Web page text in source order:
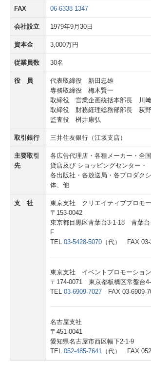
FAX 06-6338-1347
会社設立 1979年9月30日
資本金 3,000万円
従業員数 30名
役 員 代表取締役 新田忠雄
専務取締役 梅木賢一
取締役 営業企画統括本部長 川
取締役 財務経理総務部部長 荻
監査役 桝井康弘
取引銀行 三井住友銀行（江坂支店）
主要取引
先
各広告代理店・各種メーカー・全
貨店及び ショッピングセンター・
各出版社・各放送局・各プロダク
体、他
支 社
東京支社 クリエイティブプロモ
〒153-0042
東京都目黒区青葉台3-1-18 青葉台
F
TEL 03-5428-5070 （代） FAX 03-
東京支社 イベントプロモーショ
〒174-0071 東京都板橋区常盤台
TEL 03-6909-7027 FAX 03-6909-
名古屋支社
〒451-0041
愛知県名古屋市西区幅下2-1-9
TEL 052-485-7641 （代） FAX